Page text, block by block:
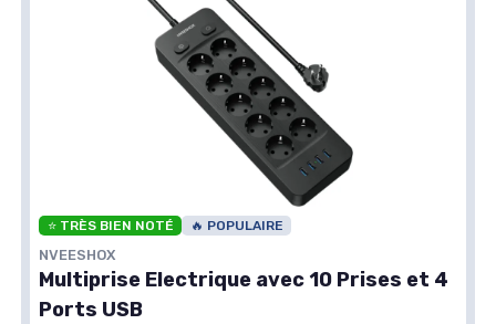
⭐ TRÈS BIEN NOTÉ 🔥 POPULAIRE
NVEESHOX
Multiprise Electrique avec 10 Prises et 4
Ports USB